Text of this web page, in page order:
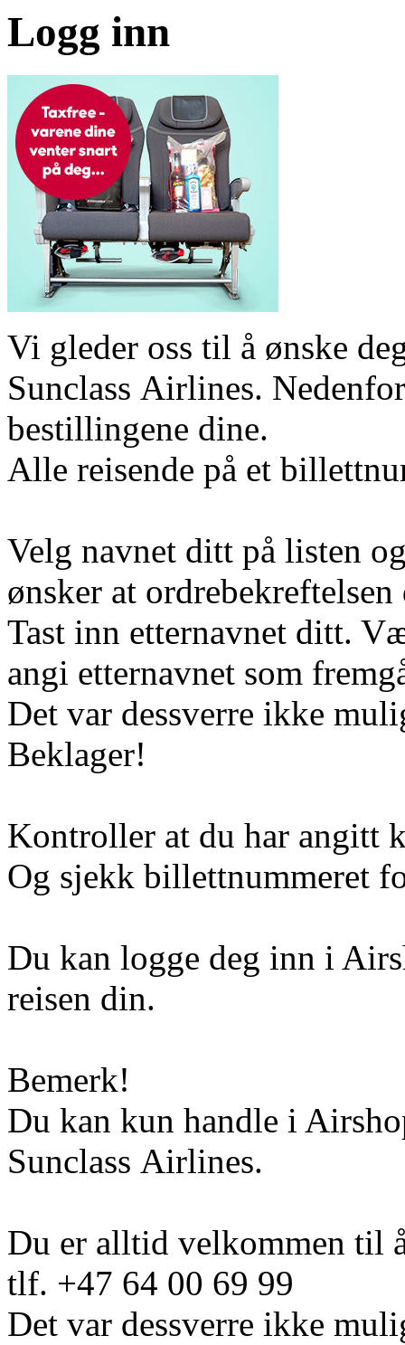
Logg inn
Vi gleder oss til å ønske
Sunclass Airlines.
bestillingene dine.
Alle reisende på et
Velg navnet ditt på listen
ønsker at
Tast inn etternavnet ditt.
angi etternavnet som
Det var dessverre ikke
Beklager!
Kontroller at du har angitt
Og sjekk billettnummeret
Du kan logge deg inn i
reisen din.
Bemerk!
Du kan kun handle i
Sunclass Airlines.
Du er alltid velkommen til
tlf. +47 64 00 69 99
Det var dessverre ikke